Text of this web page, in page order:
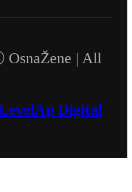
| All
Digital